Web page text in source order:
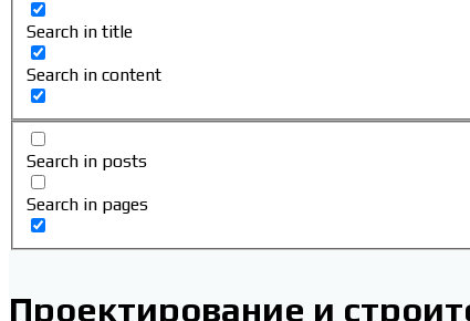
Search in title
Search in content
Search in posts
Search in pages
Проектирование и